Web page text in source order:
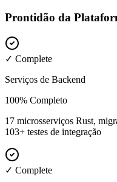
Prontidão da
✓ Complete
Serviços de Backend
100% Completo
17 microsserviços Rust,
103+ testes de integração
✓ Complete